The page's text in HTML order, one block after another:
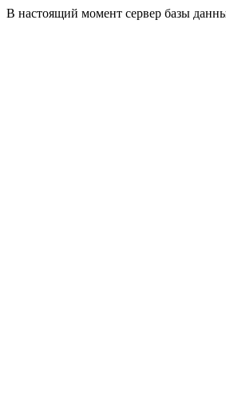
В настоящий момент сервер базы